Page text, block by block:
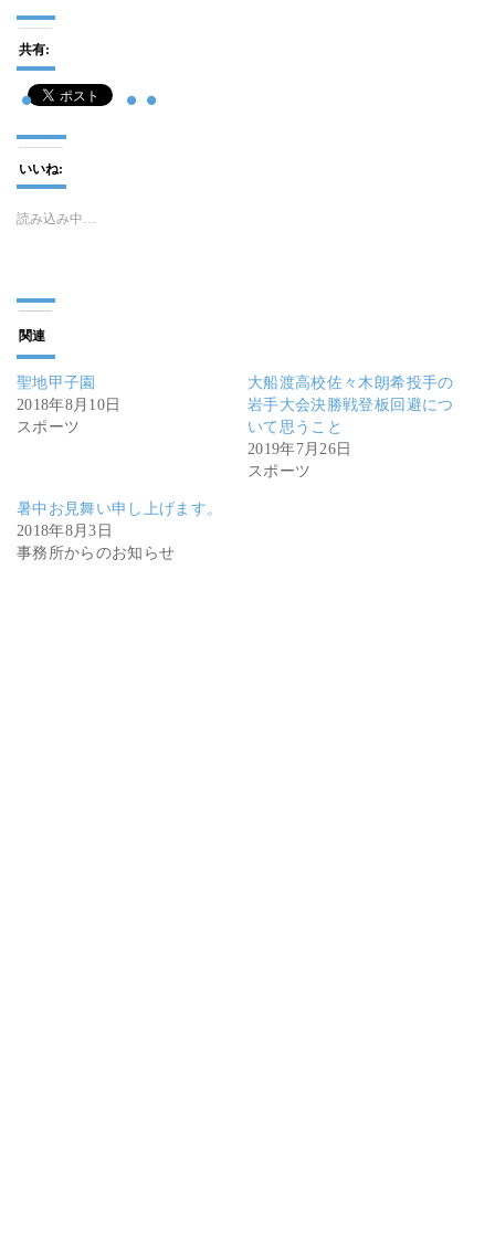
共有:
いいね:
読み込み中…
関連
聖地甲子園
2018年8月10日
スポーツ
大船渡高校佐々木朗希投手の
岩手大会決勝戦登板回避につ
いて思うこと
2019年7月26日
スポーツ
暑中お見舞い申し上げます。
2018年8月3日
事務所からのお知らせ